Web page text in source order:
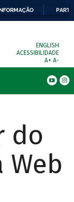
ENGLISH
ACESSIBILIDADE
A+ A-
do
Web